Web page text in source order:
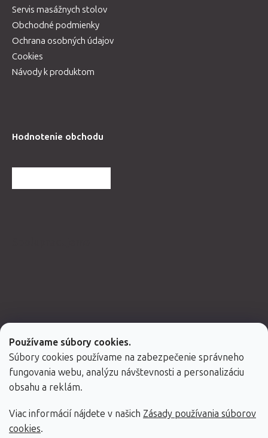
Používame súbory cookies.
Súbory cookies používame na zabezpečenie správneho
fungovania webu, analýzu návštevnosti a personalizáciu
obsahu a reklám.
Viac informácií nájdete v našich Zásady používania súborov
cookies.
Servis masážnych stolov
Obchodné podmienky
Ochrana osobných údajov
Cookies
Návody k produktom
Hodnotenie obchodu
Vytvoril Shoptet Premium